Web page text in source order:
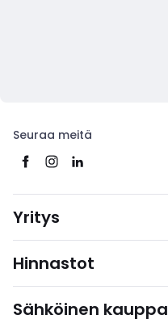
Seuraa meitä
Yritys
Hinnastot
Sähköinen kauppa